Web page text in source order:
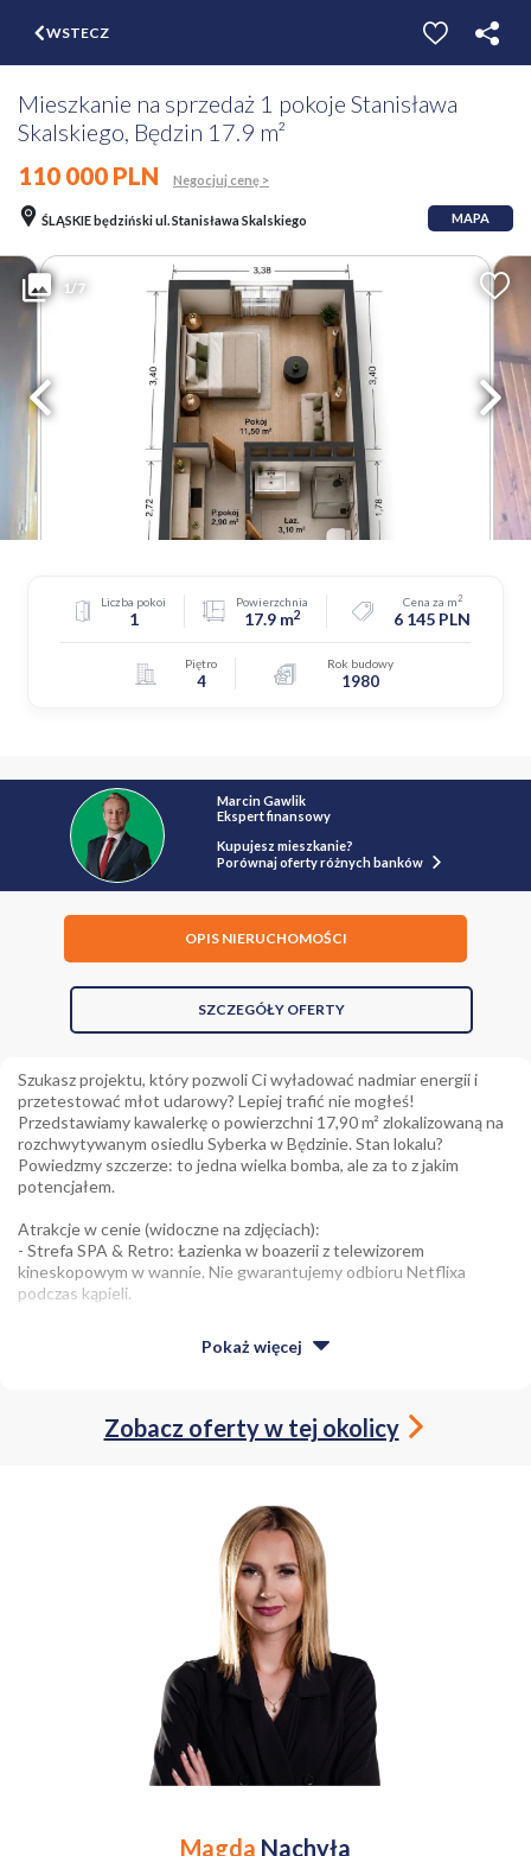
WSTECZ
Mieszkanie na sprzedaż 1 pokoje Stanisława
Skalskiego, Będzin 17.9 m²
110 000 PLN
Negocjuj cenę >
ŚLĄSKIE będziński ul. Stanisława Skalskiego MAPA
1/7
Liczba pokoi
1
Powierzchnia
17.9 m2
Cena za m2
6 145 PLN
Piętro
4
Rok budowy
1980
Marcin Gawlik
Ekspert finansowy
Kupujesz mieszkanie?
Porównaj oferty różnych banków
OPIS NIERUCHOMOŚCI
SZCZEGÓŁY OFERTY
Szukasz projektu, który pozwoli Ci wyładować nadmiar energii i
przetestować młot udarowy? Lepiej trafić nie mogłeś!
Przedstawiamy kawalerkę o powierzchni 17,90 m² zlokalizowaną na
rozchwytywanym osiedlu Syberka w Będzinie. Stan lokalu?
Powiedzmy szczerze: to jedna wielka bomba, ale za to z jakim
potencjałem.
Atrakcje w cenie (widoczne na zdjęciach):
- Strefa SPA & Retro: Łazienka w boazerii z telewizorem
kineskopowym w wannie. Nie gwarantujemy odbioru Netflixa
podczas kąpieli.
- Salon z technologią kosmiczną: Gotowy zestaw do łączności
międzygalaktycznej talerz satelitarny dumnie odpoczywający na
- Kuchnia dla twardzieli: Klimatyczny aneks z kuchenką gazową,
który chętnie przyjmie nową zabudowę.
Mimo że zdjęcia mogą mrozić krew w żyłach estetów, parametry
tego mieszkania to marzenie każdego inwestora:
Idealne pod wynajem: Powierzchnia 17,90 m² na 4. piętrze w 10-
piętrowym bloku z windą to idealny, kompaktowy metraż.
Lokalizacja-petarda: Mieszkanie położone na Syberce, bardzo blisko
centrum handlowego M1 oraz trasy szybkiego ruchu do Katowic.
Dojazd do stolicy aglomeracji zajmuje chwilę.
Śmiesznie niskie koszty: Czynsz wynosi zaledwie 278,70 zł! Przy
dzisiejszych stawkach to doskonały wynik mieszkanie nie generuje
dużych kosztów w oczekiwaniu na najemcę.
Pokaż więcej
Zobacz oferty w tej okolicy
Magda Nachyła